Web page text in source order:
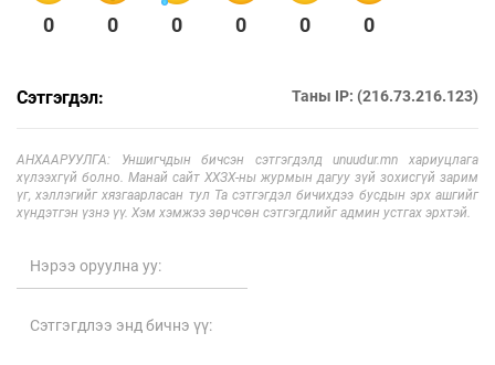
0 0 0 0 0 0
Сэтгэгдэл: Таны IP: (216.73.216.123)
АНХААРУУЛГА: Уншигчдын бичсэн сэтгэгдэлд unuudur.mn хариуцлага
хүлээхгүй болно. Манай сайт ХХЗХ-ны журмын дагуу зүй зохисгүй зарим
үг, хэллэгийг хязгаарласан тул Та сэтгэгдэл бичихдээ бусдын эрх ашгийг
хүндэтгэн үзнэ үү. Хэм хэмжээ зөрчсөн сэтгэгдлийг админ устгах эрхтэй.